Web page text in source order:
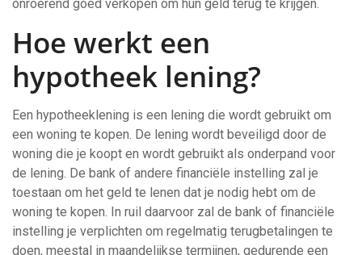
onroerend goed verkopen om hun geld terug te krijgen.
Hoe werkt een
hypotheek lening?
Een hypotheeklening is een lening die wordt gebruikt om
een woning te kopen. De lening wordt beveiligd door de
woning die je koopt en wordt gebruikt als onderpand voor
de lening. De bank of andere financiële instelling zal je
toestaan ​​om het geld te lenen dat je nodig hebt om de
woning te kopen. In ruil daarvoor zal de bank of financiële
instelling je verplichten om regelmatig terugbetalingen te
doen, meestal in maandelijkse termijnen, gedurende een